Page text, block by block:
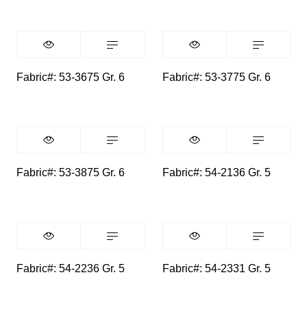
Fabric#: 53-3675 Gr. 6 Fabric#: 53-3775 Gr. 6
Fabric#: 53-3875 Gr. 6 Fabric#: 54-2136 Gr. 5
Fabric#: 54-2236 Gr. 5 Fabric#: 54-2331 Gr. 5